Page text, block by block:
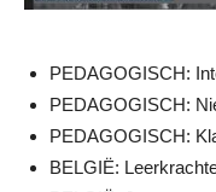
PEDAGOGISCH:
PEDAGOGISCH:
PEDAGOGISCH:
BELGIË: